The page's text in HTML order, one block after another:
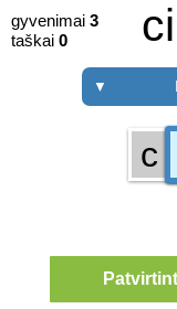
gyvenimai 3
taškai 0
▼